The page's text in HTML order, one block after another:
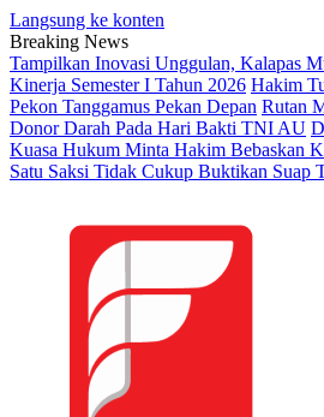
Langsung ke konten
Breaking News
Tampilkan Inovasi Unggulan, Kalapas
Kinerja Semester I Tahun 2026 Hakim
Pekon Tanggamus Pekan Depan Rutan
Donor Darah Pada Hari Bakti TNI AU
Kuasa Hukum Minta Hakim Bebaskan
Satu Saksi Tidak Cukup Buktikan Suap